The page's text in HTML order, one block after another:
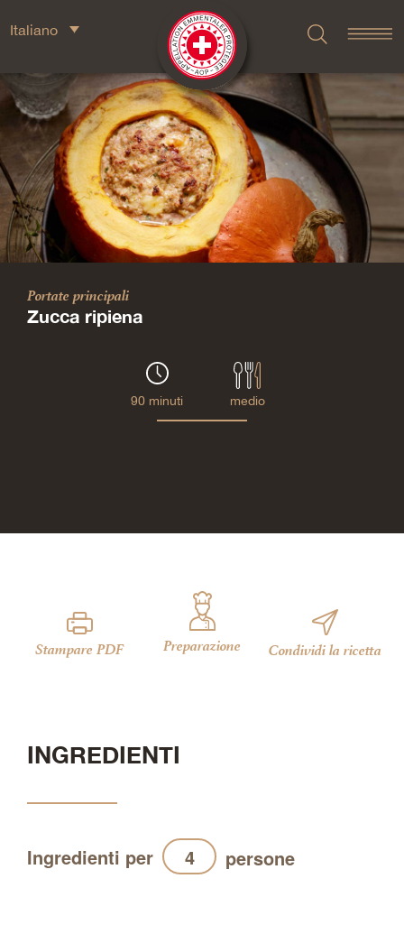
Italiano
Portate principali
Zucca ripiena
90 minuti medio
Stampare PDF Preparazione Condividi la ricetta
INGREDIENTI
Ingredienti per persone